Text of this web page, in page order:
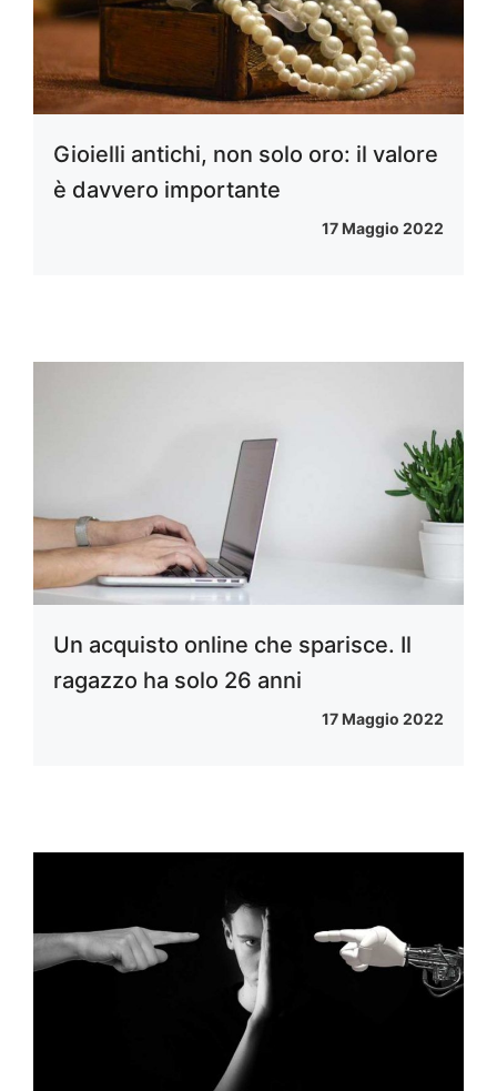
Gioielli antichi, non solo oro: il valore
è davvero importante
17 Maggio 2022
Un acquisto online che sparisce. Il
ragazzo ha solo 26 anni
17 Maggio 2022